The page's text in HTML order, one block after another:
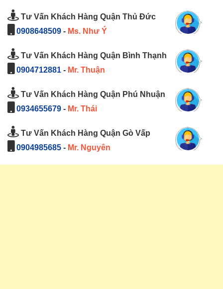
Tư Vấn Khách Hàng Quận Thủ Đức
0908648509 - Ms. Như Ý
Tư Vấn Khách Hàng Quận Bình Thạnh
0904712881 - Mr. Thuận
Tư Vấn Khách Hàng Quận Phú Nhuận
0934655679 - Mr. Thái
Tư Vấn Khách Hàng Quận Gò Vấp
0904985685 - Mr. Nguyên